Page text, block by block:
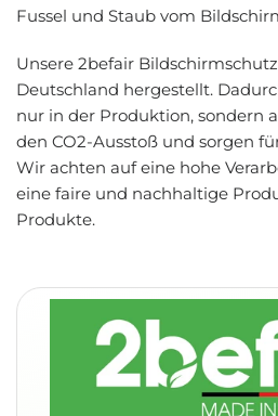
Fussel und Staub vom
Unsere 2befair
Deutschland hergestellt.
nur in der Produktion, sondern
den CO2-Ausstoß und sorgen
Wir achten auf eine hohe
eine faire und nachhaltige
Produkte.